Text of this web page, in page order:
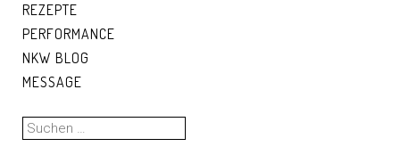
REZEPTE
PERFORMANCE
NKW BLOG
MESSAGE
Suchen
nach: